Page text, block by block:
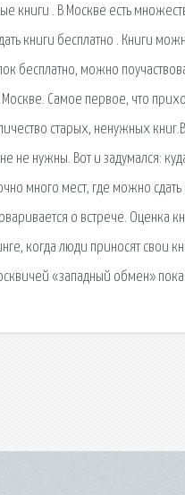
книги . В Москве есть
книги бесплатно . Книги
бесплатно, можно
Самое первое, что
старых, ненужных
нужны. Вот и задумался:
много мест, где можно
о встрече. Оценка
когда люди приносят свои
«западный обмен»